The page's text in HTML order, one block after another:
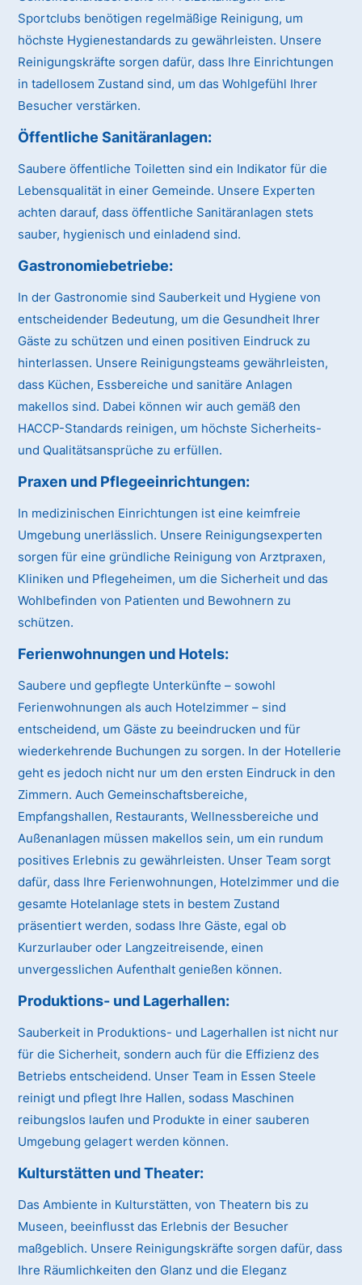
Sportclubs benötigen regelmäßige Reinigung, um
höchste Hygienestandards zu gewährleisten. Unsere
Reinigungskräfte sorgen dafür, dass Ihre Einrichtungen
in tadellosem Zustand sind, um das Wohlgefühl Ihrer
Besucher verstärken.
Öffentliche Sanitäranlagen:
Saubere öffentliche Toiletten sind ein Indikator für die
Lebensqualität in einer Gemeinde. Unsere Experten
achten darauf, dass öffentliche Sanitäranlagen stets
sauber, hygienisch und einladend sind.
Gastronomiebetriebe:
In der Gastronomie sind Sauberkeit und Hygiene von
entscheidender Bedeutung, um die Gesundheit Ihrer
Gäste zu schützen und einen positiven Eindruck zu
hinterlassen. Unsere Reinigungsteams gewährleisten,
dass Küchen, Essbereiche und sanitäre Anlagen
makellos sind. Dabei können wir auch gemäß den
HACCP-Standards reinigen, um höchste Sicherheits-
und Qualitätsansprüche zu erfüllen.
Praxen und Pflegeeinrichtungen:
In medizinischen Einrichtungen ist eine keimfreie
Umgebung unerlässlich. Unsere Reinigungsexperten
sorgen für eine gründliche Reinigung von Arztpraxen,
Kliniken und Pflegeheimen, um die Sicherheit und das
Wohlbefinden von Patienten und Bewohnern zu
schützen.
Ferienwohnungen und Hotels:
Saubere und gepflegte Unterkünfte – sowohl
Ferienwohnungen als auch Hotelzimmer – sind
entscheidend, um Gäste zu beeindrucken und für
wiederkehrende Buchungen zu sorgen. In der Hotellerie
geht es jedoch nicht nur um den ersten Eindruck in den
Zimmern. Auch Gemeinschaftsbereiche,
Empfangshallen, Restaurants, Wellnessbereiche und
Außenanlagen müssen makellos sein, um ein rundum
positives Erlebnis zu gewährleisten. Unser Team sorgt
dafür, dass Ihre Ferienwohnungen, Hotelzimmer und die
gesamte Hotelanlage stets in bestem Zustand
präsentiert werden, sodass Ihre Gäste, egal ob
Kurzurlauber oder Langzeitreisende, einen
unvergesslichen Aufenthalt genießen können.
Produktions- und Lagerhallen:
Sauberkeit in Produktions- und Lagerhallen ist nicht nur
für die Sicherheit, sondern auch für die Effizienz des
Betriebs entscheidend. Unser Team in Essen Steele
reinigt und pflegt Ihre Hallen, sodass Maschinen
reibungslos laufen und Produkte in einer sauberen
Umgebung gelagert werden können.
Kulturstätten und Theater:
Das Ambiente in Kulturstätten, von Theatern bis zu
Museen, beeinflusst das Erlebnis der Besucher
maßgeblich. Unsere Reinigungskräfte sorgen dafür, dass
Ihre Räumlichkeiten den Glanz und die Eleganz